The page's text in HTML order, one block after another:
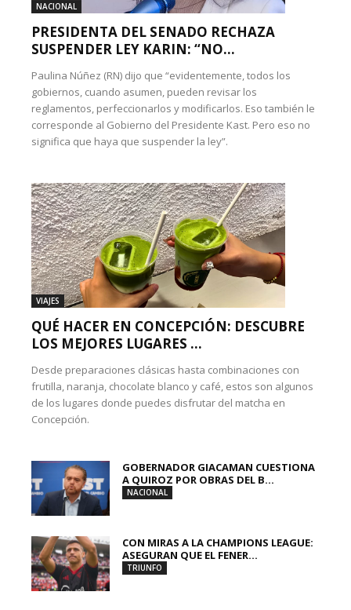
NACIONAL
PRESIDENTA DEL SENADO RECHAZA
SUSPENDER LEY KARIN: “NO...
Paulina Núñez (RN) dijo que “evidentemente, todos los
gobiernos, cuando asumen, pueden revisar los
reglamentos, perfeccionarlos y modificarlos. Eso también le
corresponde al Gobierno del Presidente Kast. Pero eso no
significa que haya que suspender la ley”.
VIAJES
QUÉ HACER EN CONCEPCIÓN: DESCUBRE
LOS MEJORES LUGARES ...
Desde preparaciones clásicas hasta combinaciones con
frutilla, naranja, chocolate blanco y café, estos son algunos
de los lugares donde puedes disfrutar del matcha en
Concepción.
GOBERNADOR GIACAMAN CUESTIONA
A QUIROZ POR OBRAS DEL B...
NACIONAL
CON MIRAS A LA CHAMPIONS LEAGUE:
ASEGURAN QUE EL FENER...
TRIUNFO